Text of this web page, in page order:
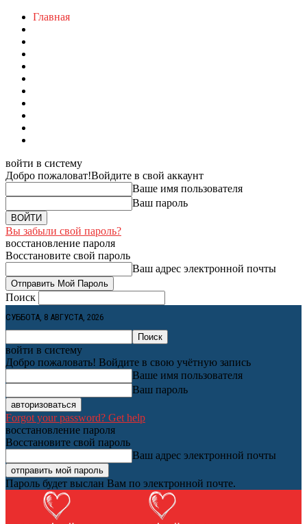
Главная
войти в систему
Добро пожаловат!Войдите в свой аккаунт
Ваше имя пользователя
Ваш пароль
Вы забыли свой пароль?
восстановление пароля
Восстановите свой пароль
Ваш адрес электронной почты
Поиск
СУББОТА, 8 АВГУСТА, 2026
войти в систему
Добро пожаловать! Войдите в свою учётную запись
Ваше имя пользователя
Ваш пароль
Forgot your password? Get help
восстановление пароля
Восстановите свой пароль
Ваш адрес электронной почты
Пароль будет выслан Вам по электронной почте.